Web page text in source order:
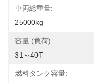
車両総重量:
25000kg
容量 (負荷):
31～40T
燃料タンク容量: